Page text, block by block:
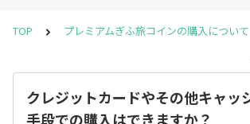
TOP プレミアムぎふ旅コインの購入について
クレジットカードやその他キャッ
手段での購入はできますか？